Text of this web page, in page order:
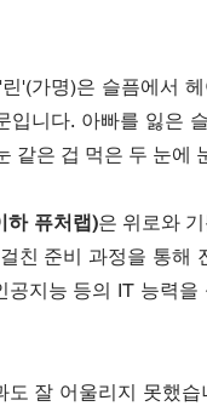
'(가명)은 슬픔에서
니다. 아빠를 잃은
같은 겁 먹은 두 눈에
하 퓨처랩)은 위로와
준비 과정을 통해
지능 등의 IT 능력
잘 어울리지 못했